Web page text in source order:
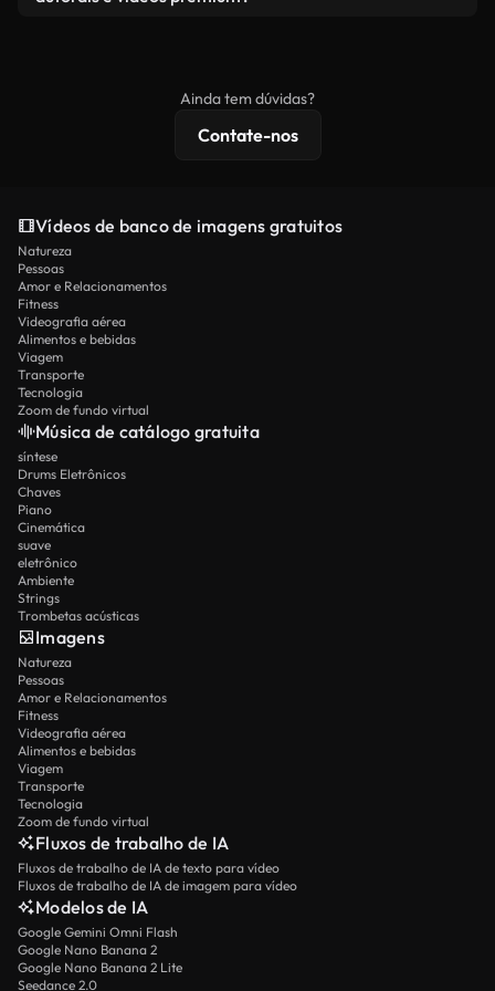
licenciamento estendidas.
Ainda tem dúvidas?
Contate-nos
Vídeos de banco de imagens gratuitos
Natureza
Pessoas
Amor e Relacionamentos
Fitness
Videografia aérea
Alimentos e bebidas
Viagem
Transporte
Tecnologia
Zoom de fundo virtual
Música de catálogo gratuita
síntese
Drums Eletrônicos
Chaves
Piano
Cinemática
suave
eletrônico
Ambiente
Strings
Trombetas acústicas
Imagens
Natureza
Pessoas
Amor e Relacionamentos
Fitness
Videografia aérea
Alimentos e bebidas
Viagem
Transporte
Tecnologia
Zoom de fundo virtual
Fluxos de trabalho de IA
Fluxos de trabalho de IA de texto para vídeo
Fluxos de trabalho de IA de imagem para vídeo
Modelos de IA
Google Gemini Omni Flash
Google Nano Banana 2
Google Nano Banana 2 Lite
Seedance 2.0